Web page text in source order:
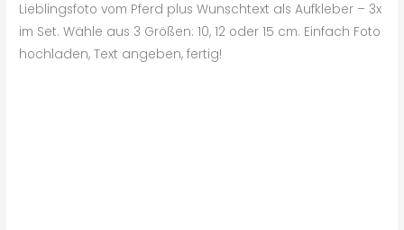
Lieblingsfoto vom Pferd plus Wunschtext als Aufkleber – 3x
im Set. Wähle aus 3 Größen: 10, 12 oder 15 cm. Einfach Foto
hochladen, Text angeben, fertig!